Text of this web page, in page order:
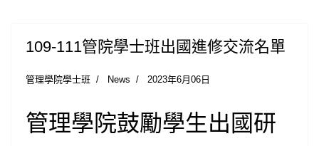
109-111管院學士班出國進修交流名單
管理學院學士班 News 2023年6月06日
管理學院鼓勵學生出國研